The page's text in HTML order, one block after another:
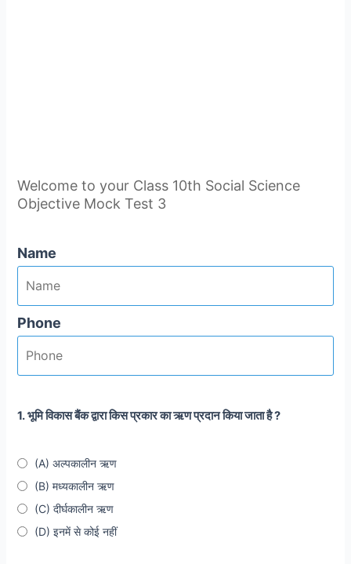
Welcome to your Class 10th Social Science
Objective Mock Test 3
Name
Phone
1. भूमि विकास बैंक द्वारा किस प्रकार का ऋण प्रदान किया जाता है ?
(A) अल्पकालीन ऋण
(B) मध्यकालीन ऋण
(C) दीर्घकालीन ऋण
(D) इनमें से कोई नहीं